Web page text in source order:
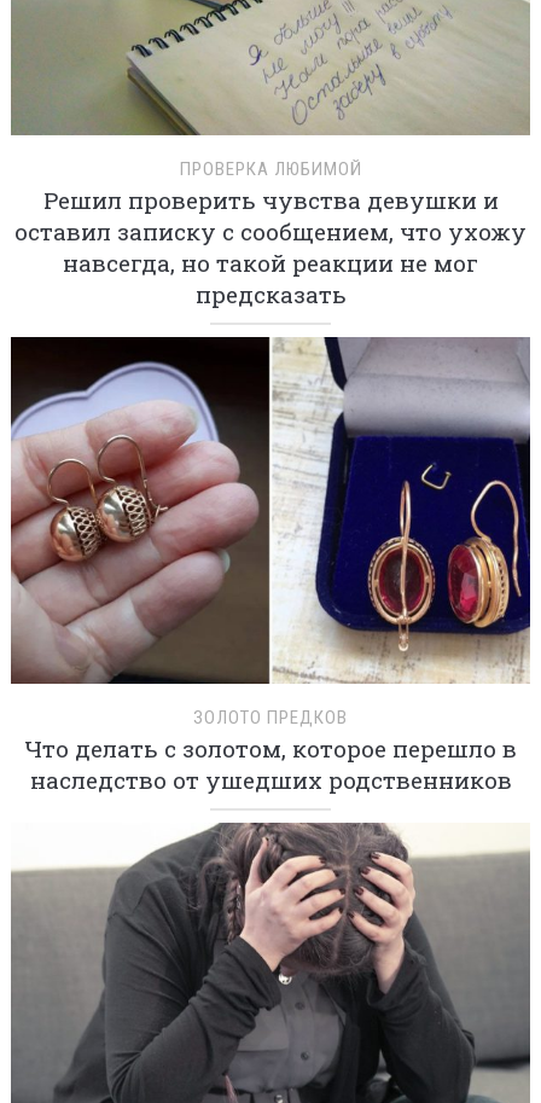
ПРОВЕРКА ЛЮБИМОЙ
Решил проверить чувства девушки и
оставил записку с сообщением, что ухожу
навсегда, но такой реакции не мог
предсказать
ЗОЛОТО ПРЕДКОВ
Что делать с золотом, которое перешло в
наследство от ушедших родственников